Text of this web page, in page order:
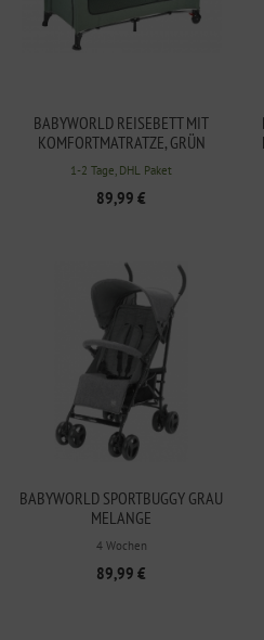
BABYWORLD REISEBETT MIT
KOMFORTMATRATZE, GRÜN
MELANGE
1-2 Tage, DHL Paket
89,99 €
BABYWORLD SPORTBUGGY GRAU
MELANGE
4 Wochen
89,99 €